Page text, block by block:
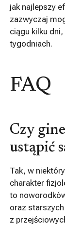
jak najlepszy
zazwyczaj
ciągu kilku
tygodniach.
FAQ
Czy
ustąpić
Tak, w
charakter
to
oraz
z